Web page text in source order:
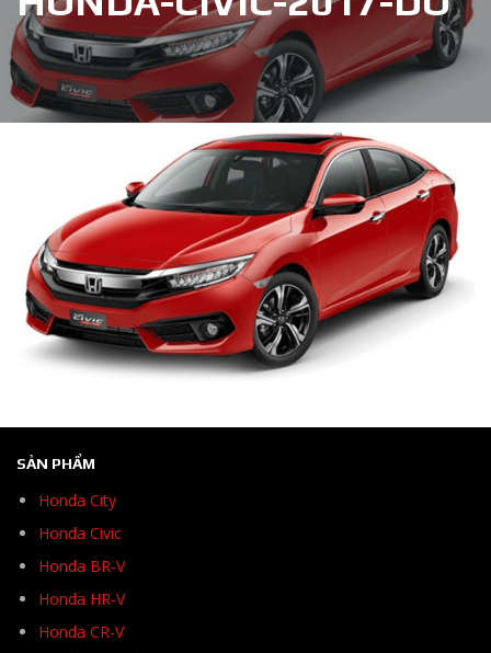
SẢN PHẨM
Honda City
Honda Civic
Honda BR-V
Honda HR-V
Honda CR-V